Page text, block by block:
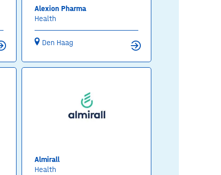
Alexion Pharma
Health
Den Haag
Almirall
Health